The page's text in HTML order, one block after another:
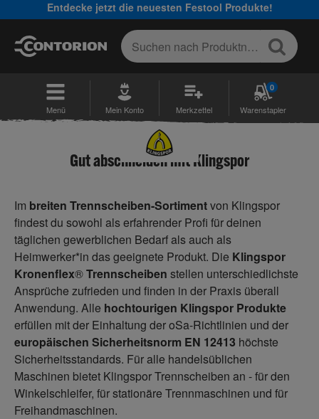
Entdecke jetzt die neuesten Festool Produkte!
Menü Mein Konto Merkzettel
0
Warenstapler
Gut abschneiden mit Klingspor
Im breiten Trennscheiben-Sortimentvon Klingspor
findest du sowohl als erfahrender Profi für deinen
täglichen gewerblichen Bedarf als auch als
Heimwerker*in das geeignete Produkt. Die Klingspor
Kronenflex®Trennscheiben stellen unterschiedlichste
Ansprüche zufrieden und finden in der Praxis überall
Anwendung. Alle hochtourigen Klingspor Produkte
erfüllen mit der Einhaltung der oSa-Richtlinien und der
europäischen Sicherheitsnorm EN 12413 höchste
Sicherheitsstandards. Für alle handelsüblichen
Maschinen bietet Klingspor Trennscheiben an - für den
Winkelschleifer, für stationäre Trennmaschinen und für
Freihandmaschinen.